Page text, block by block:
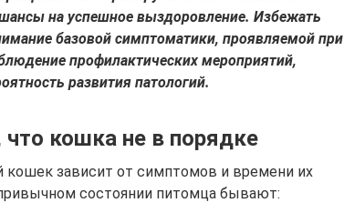
на успешное выздоровление. Избежать
базовой симптоматики, проявляемой при
профилактических мероприятий,
развития патологий.
что кошка не в порядке
кошек зависит от симптомов и времени их
состоянии питомца бывают: